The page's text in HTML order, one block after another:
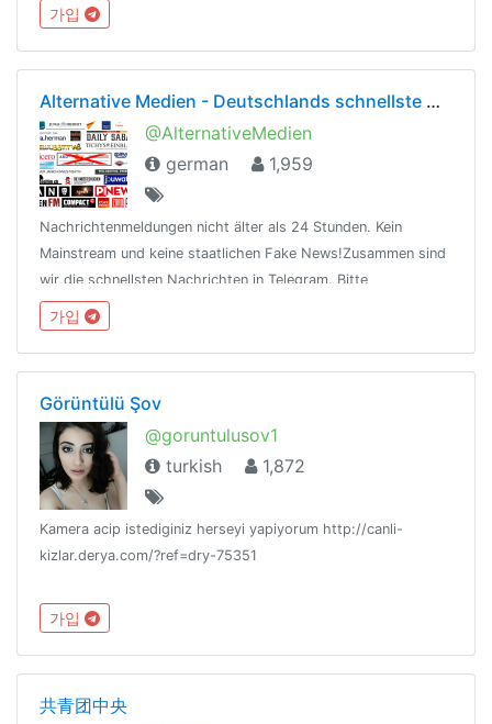
പിന്നെ കുറച്ച് കളിയും തമാശയും എല്ലാ ഉള്‍പ്പെടുത്തുക
എന്ന ലക്ഷ്യത്തിൽ മുന്നോട്ട് പോകുന്ന ഗ്രൂപ്പാണ് കേരളാ
പ്രവാസീ കൂട്ടായ്മ
가입
Alternative Medien - Deutschlands schnellste Nachrichten sind investigativ, fair und unzensiert
@AlternativeMedien
german
1,959
Nachrichtenmeldungen nicht älter als 24 Stunden. Kein
Mainstream und keine staatlichen Fake News!Zusammen sind
wir die schnellsten Nachrichten in Telegram. Bitte
zugelassene Infoquellen
beachten:https://telegra.ph/Alternative-Medien-03-13
가입
Görüntülü Şov
@goruntulusov1
turkish
1,872
Kamera acip istediginiz herseyi yapiyorum http://canli-
kizlar.derya.com/?ref=dry-75351
가입
共青团中央